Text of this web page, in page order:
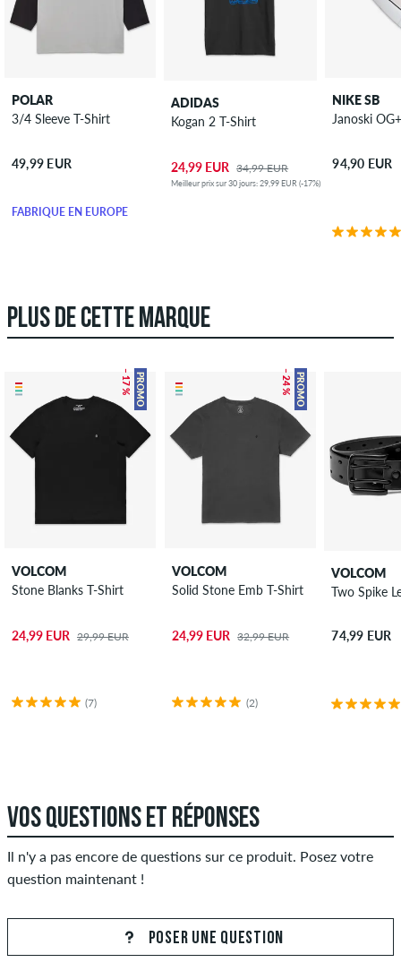
POLAR
3/4 Sleeve T-Shirt
49,99 EUR
FABRIQUÉ EN EUROPE
ADIDAS
Kogan 2 T-Shirt
24,99 EUR 34,99 EUR
Meilleur prix sur 30 jours: 29,99 EUR (-17%)
NIKE SB
Janoski
94,90 EUR
PLUS DE CETTE MARQUE
PROMO
– 17 %
VOLCOM
Stone Blanks T-Shirt
24,99 EUR 29,99 EUR
(7)
PROMO
– 24 %
VOLCOM
Solid Stone Emb T-Shirt
24,99 EUR 32,99 EUR
(2)
VOLCOM
Two Spike
74,99 EUR
VOS QUESTIONS ET RÉPONSES
Il n'y a pas encore de questions sur ce produit. Posez votre
question maintenant !
POSER UNE QUESTION